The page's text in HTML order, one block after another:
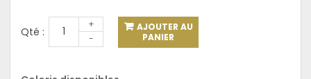
Qté :
+
-
AJOUTER AU
PANIER